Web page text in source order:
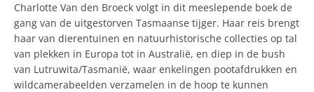
Charlotte Van den Broeck volgt in dit meeslepende boek de
gang van de uitgestorven Tasmaanse tijger. Haar reis brengt
haar van dierentuinen en natuurhistorische collecties op tal
van plekken in Europa tot in Australië, en diep in de bush
van Lutruwita/Tasmanië, waar enkelingen pootafdrukken en
wildcamerabeelden verzamelen in de hoop te kunnen